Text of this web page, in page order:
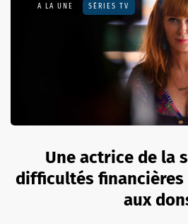
A LA UNE SÉRIES TV
Une actrice de la
difficultés financières
aux